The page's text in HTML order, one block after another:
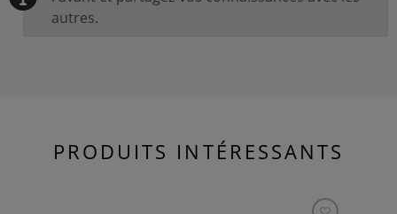
autres.
PRODUITS INTÉRESSANTS